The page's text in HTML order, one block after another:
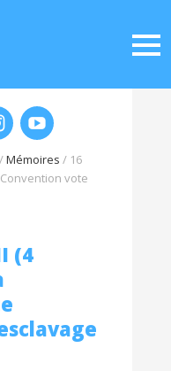
/Mémoires / 16
vote
(4